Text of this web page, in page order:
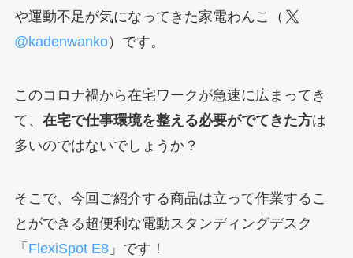
や運動不足が気になってきた家電わんこ（
@kadenwanko）です。
このコロナ禍から在宅ワークが急速に広まってき
て、 在宅で仕事環境を整える必要がでてきた方は
多いのではないでしょうか？
そこで、今回ご紹介する商品は立って作業するこ
とができる超便利な電動スタンディングデスク
「 FlexiSpot E8」です！